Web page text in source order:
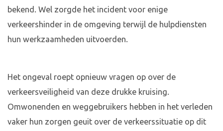
bekend. Wel zorgde het incident voor enige
verkeershinder in de omgeving terwijl de hulpdiensten
hun werkzaamheden uitvoerden.
Het ongeval roept opnieuw vragen op over de
verkeersveiligheid van deze drukke kruising.
Omwonenden en weggebruikers hebben in het verleden
vaker hun zorgen geuit over de verkeerssituatie op dit